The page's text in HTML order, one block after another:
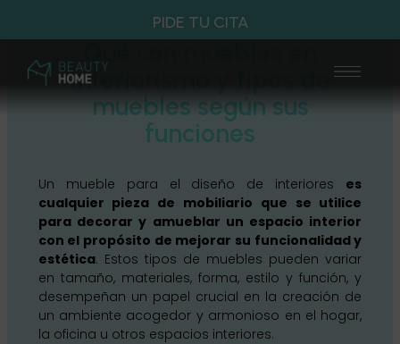
PIDE TU CITA
interiorismo y tipos de
muebles según sus
funciones
Un mueble para el diseño de interiores es
cualquier pieza de mobiliario que se utilice
para decorar y amueblar un espacio interior
con el propósito de mejorar su funcionalidad y
estética. Estos tipos de muebles pueden variar
en tamaño, materiales, forma, estilo y función, y
desempeñan un papel crucial en la creación de
un ambiente acogedor y armonioso en el hogar,
la oficina u otros espacios interiores.